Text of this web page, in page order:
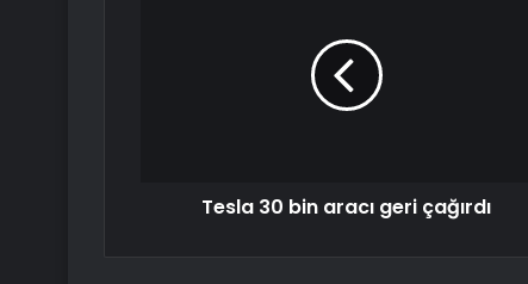
Tesla 30 bin aracı geri çağırdı